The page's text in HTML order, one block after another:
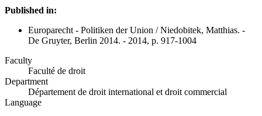
Published in:
Europarecht - Politiken der Union / Niedobitek, Matthias. -
De Gruyter, Berlin 2014. - 2014, p. 917-1004
Faculty
Faculté de droit
Department
Département de droit international et droit commercial
Language